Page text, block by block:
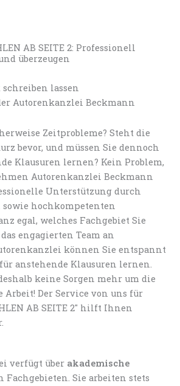
AB SEITE 2: Professionell
überzeugen
Autorenkanzlei Beckmann
Zeitprobleme? Steht die
bevor, und müssen Sie dennoch
Klausuren lernen? Kein Problem,
Autorenkanzlei Beckmann
Unterstützung durch
hochkompetenten
egal, welches Fachgebiet Sie
engagierten Team an
können Sie entspannt
anstehende Klausuren lernen.
keine Sorgen mehr um die
Der Service von uns für
AB SEITE 2" hilft Ihnen
verfügt über akademische
Sie arbeiten stets